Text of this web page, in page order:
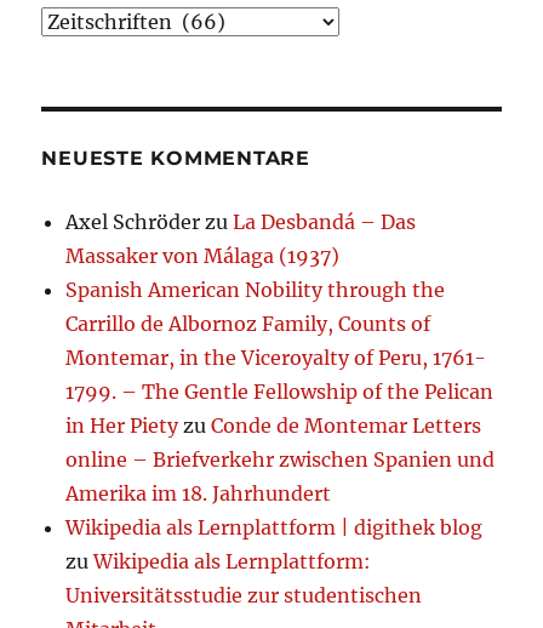
Kategorien
NEUESTE KOMMENTARE
Axel Schröder zuLa Desbandá – Das
Massaker von Málaga (1937)
Spanish American Nobility through the
Carrillo de Albornoz Family, Counts of
Montemar, in the Viceroyalty of Peru, 1761-
1799. – The Gentle Fellowship of the Pelican
in Her PietyzuConde de Montemar Letters
online – Briefverkehr zwischen Spanien und
Amerika im 18. Jahrhundert
Wikipedia als Lernplattform | digithek blog
zuWikipedia als Lernplattform:
Universitätsstudie zur studentischen